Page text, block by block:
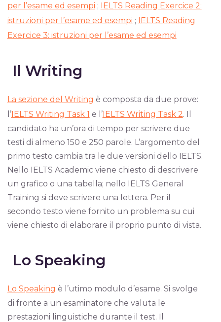
per l’esame ed esempi ; IELTS Reading Exercice 2:
istruzioni per l’esame ed esempi ; IELTS Reading
Exercice 3: istruzioni per l’esame ed esempi
Il Writing
La sezione del Writing è composta da due prove:
l’IELTS Writing Task 1 e l’IELTS Writing Task 2. Il
candidato ha un’ora di tempo per scrivere due
testi di almeno 150 e 250 parole. L’argomento del
primo testo cambia tra le due versioni dello IELTS.
Nello IELTS Academic viene chiesto di descrivere
un grafico o una tabella; nello IELTS General
Training si deve scrivere una lettera. Per il
secondo testo viene fornito un problema su cui
viene chiesto di elaborare il proprio punto di vista.
Lo Speaking
Lo Speaking è l’utimo modulo d’esame. Si svolge
di fronte a un esaminatore che valuta le
prestazioni linguistiche durante il test. Il